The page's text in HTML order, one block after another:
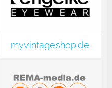
myvintageshop.de